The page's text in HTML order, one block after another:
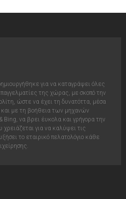
για να καταγράψει όλες
της χώρας, με σκοπό την
ώστε να έχει τη δυνατόττα, μέσα
με τη βοήθεια των μηχανών
Bing, να βρει έυκολα και γρήγορα την
χρειάζεται για να καλύψει τις
το εταιρικό πελατολόγιο κάθε